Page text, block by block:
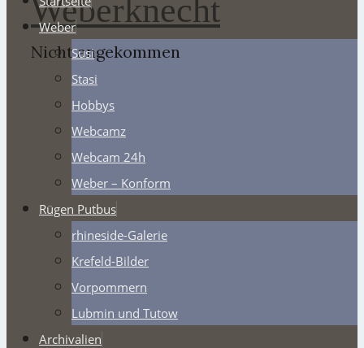
Weberknecht
Nicht angekommen
Weber
Susi
Stasi
Hobbys
Webcamz
Webcam 24h
Weber – Konform
Rügen Putbus
rhineside-Galerie
Krefeld-Bilder
Vorpommern
Lubmin und Tutow
Archivalien